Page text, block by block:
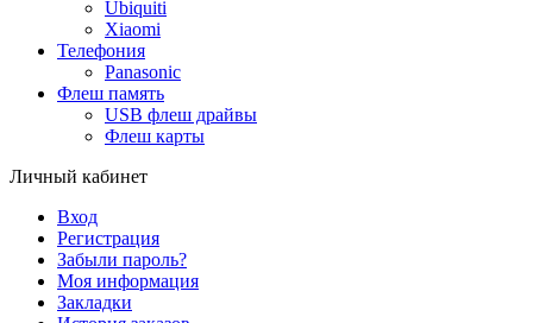
Ubiquiti
Xiaomi
Телефония
Panasonic
Флеш память
USB флеш драйвы
Флеш карты
Личный кабинет
Вход
Регистрация
Забыли пароль?
Моя информация
Закладки